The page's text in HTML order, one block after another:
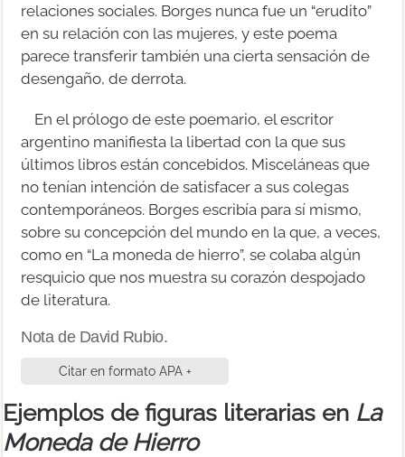
relaciones sociales. Borges nunca fue un “erudito”
en su relación con las mujeres, y este poema
parece transferir también una cierta sensación de
desengaño, de derrota.
En el prólogo de este poemario, el escritor
argentino manifiesta la libertad con la que sus
últimos libros están concebidos. Misceláneas que
no tenían intención de satisfacer a sus colegas
contemporáneos. Borges escribía para sí mismo,
sobre su concepción del mundo en la que, a veces,
como en “La moneda de hierro”, se colaba algún
resquicio que nos muestra su corazón despojado
de literatura.
Nota de David Rubio.
Citar en formato APA +
Ejemplos de figuras literarias en La
Moneda de Hierro